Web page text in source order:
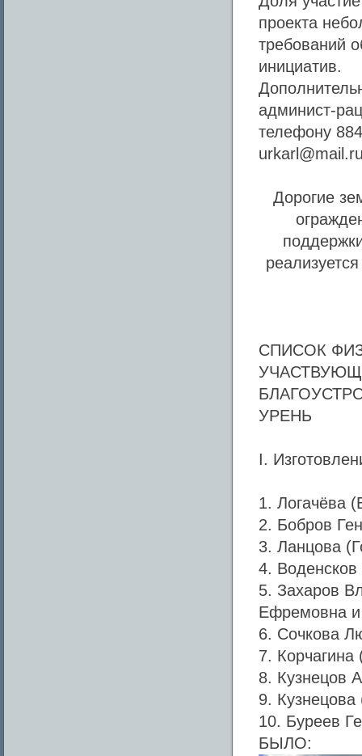
проекта
требований
инициатив.
админист-
телефону
Дорогие
СПИСОК
УРЕНЬ
I.
1. Логачёва
2. Бобров
3. Ланцова
4. Воденсков
5. Захаров
Ефремовна
6. Сочкова
7. Корчагина
8. Кузнецов
9.
10. Буреев
БЫЛО: